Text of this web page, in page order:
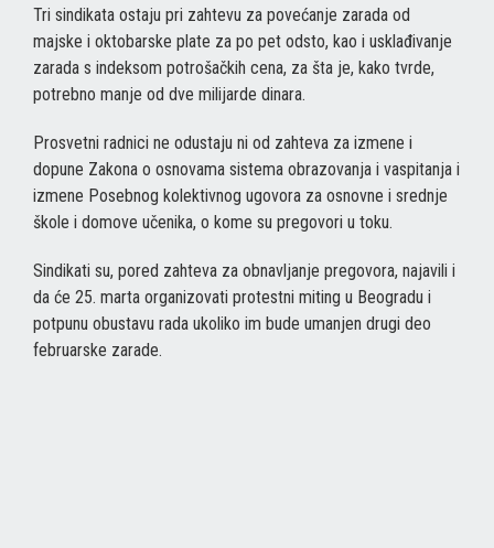
Tri sindikata ostaju pri zahtevu za povećanje zarada od
majske i oktobarske plate za po pet odsto, kao i usklađivanje
zarada s indeksom potrošačkih cena, za šta je, kako tvrde,
potrebno manje od dve milijarde dinara.
Prosvetni radnici ne odustaju ni od zahteva za izmene i
dopune Zakona o osnovama sistema obrazovanja i vaspitanja i
izmene Posebnog kolektivnog ugovora za osnovne i srednje
škole i domove učenika, o kome su pregovori u toku.
Sindikati su, pored zahteva za obnavljanje pregovora, najavili i
da će 25. marta organizovati protestni miting u Beogradu i
potpunu obustavu rada ukoliko im bude umanjen drugi deo
februarske zarade.